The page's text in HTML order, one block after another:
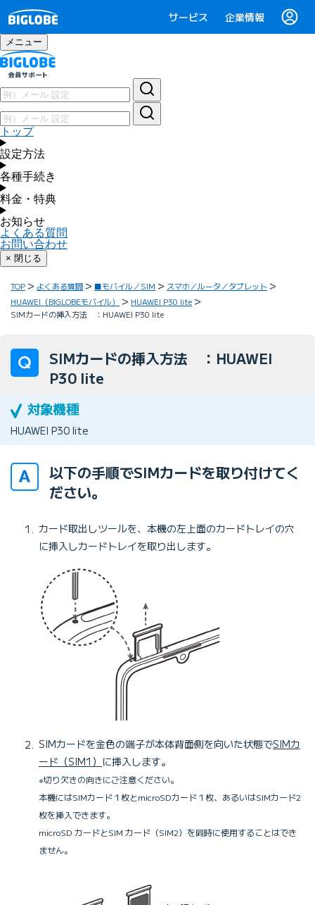
サービス 企業情報
メニュー
トップ
設定方法
各種手続き
料金・特典
お知らせ
よくある質問
お問い合わせ
× 閉じる
TOP よくある質問 ■モバイル／SIM
スマホ／ルータ／タブレット
HUAWEI（BIGLOBEモバイル）
HUAWEI P30 lite
SIMカードの挿入方法 ：HUAWEI P30 lite
SIMカードの挿入方法 ：HUAWEI
P30 lite
HUAWEI P30 lite
以下の手順でSIMカードを取り付けてく
ださい。
カード取出しツールを、本機の左上面のカードトレイの穴
に挿入しカードトレイを取り出します。
SIMカードを金色の端子が本体背面側を向いた状態でSIMカ
ード（SIM1） に挿入します。
※切り欠きの向きにご注意ください。
本機にはSIMカード１枚とmicroSDカード１枚、あるいはSIMカード2
枚を挿入できます。
microSD カードとSIM カード（SIM2）を同時に使用することはでき
ません。